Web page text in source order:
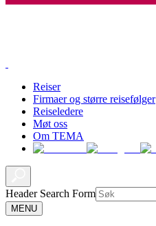
Reiser
Firmaer og større reisefølger
Reiseledere
Møt oss
Om TEMA
Header Search Form
MENU